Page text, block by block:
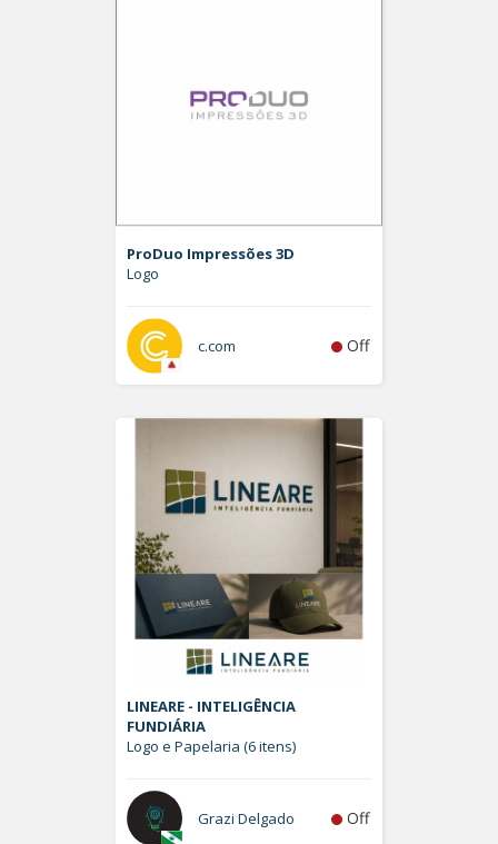
ProDuo Impressões 3D
Logo
c.com Off
LINEARE - INTELIGÊNCIA
FUNDIÁRIA
Logo e Papelaria (6 itens)
Grazi Delgado Off